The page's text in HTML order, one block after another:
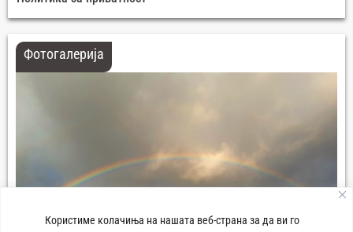
Користиме колачиња на нашата веб-страна за да ви го
Фотогалерија